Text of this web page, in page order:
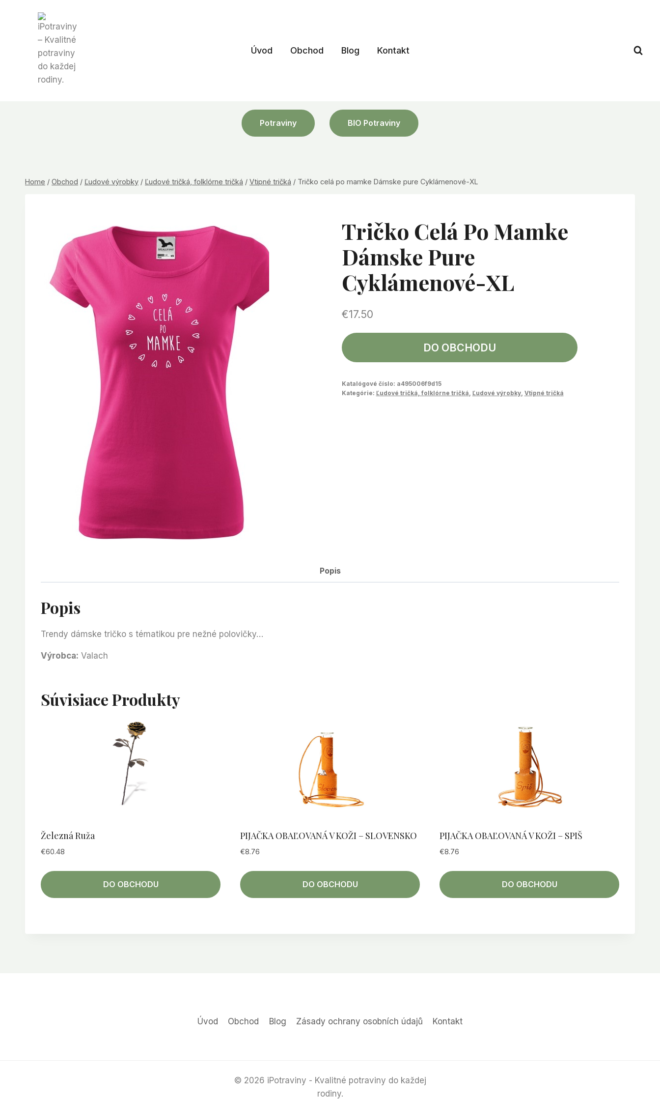
Úvod Obchod Blog Kontakt
Potraviny BIO Potraviny
Home / Obchod / Ľudové výrobky / Ľudové tričká, folklórne tričká / Vtipné tričká / Tričko celá po mamke Dámske pure Cyklámenové-XL
Tričko Celá Po Mamke
Dámske Pure
Cyklámenové-XL
€17.50
DO OBCHODU
Katalógové číslo: a495006f9d15
Kategórie: Ľudové tričká, folklórne tričká Ľudové výrobky, Vtipné tričká
Popis
Popis
Trendy dámske tričko s tématikou pre nežné polovičky…
Výrobca: Valach
Súvisiace Produkty
Železná Ruža
€60.48
DO OBCHODU
PIJAČKA OBAĽOVANÁ V KOŽI – SLOVENSKO
€8.76
DO OBCHODU
PIJAČKA OBAĽOVANÁ V KOŽI – SPIŠ
€8.76
DO OBCHODU
Úvod Obchod Blog Zásady ochrany osobních údajů Kontakt
© 2026 iPotraviny - Kvalitné potraviny do každej
rodiny.